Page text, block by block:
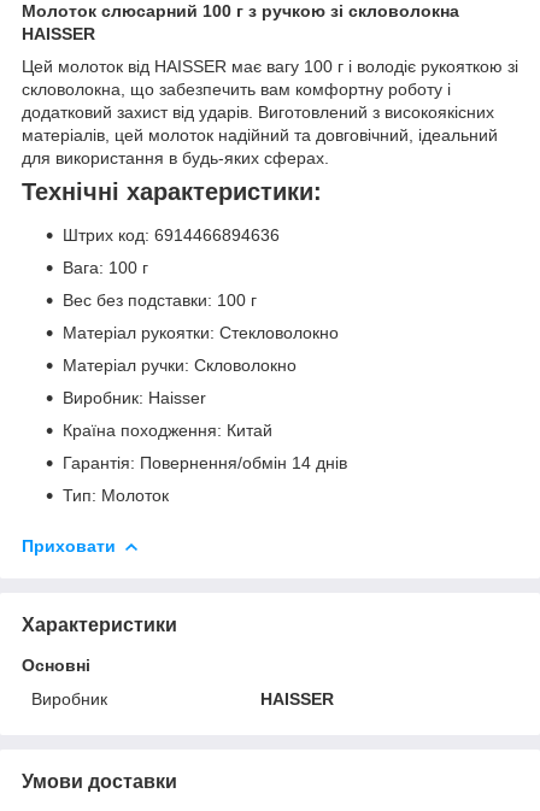
Молоток слюсарний 100 г з ручкою зі скловолокна
HAISSER
Цей молоток від HAISSER має вагу 100 г і володіє рукояткою зі
скловолокна, що забезпечить вам комфортну роботу і
додатковий захист від ударів. Виготовлений з високоякісних
матеріалів, цей молоток надійний та довговічний, ідеальний
для використання в будь-яких сферах.
Технічні характеристики:
Штрих код: 6914466894636
Вага: 100 г
Вес без подставки: 100 г
Матеріал рукоятки: Стекловолокно
Матеріал ручки: Скловолокно
Виробник: Haisser
Країна походження: Китай
Гарантія: Повернення/обмін 14 днів
Тип: Молоток
Приховати
Характеристики
Основні
Виробник
HAISSER
Умови доставки